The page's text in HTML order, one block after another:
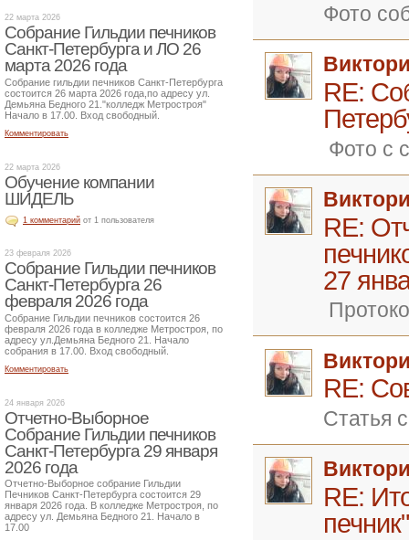
Фото
RE:
Фото с
RE:
27
RE:
Статья
RE:
печник"
22 марта 2026
Собрание Гильдии печников
Санкт-Петербурга и ЛО 26
марта 2026 года
Собрание гильдии печников Санкт-Петербурга
состоится 26 марта 2026 года,по адресу ул.
Демьяна Бедного 21."колледж Метростроя"
Начало в 17.00. Вход свободный.
Комментировать
22 марта 2026
Обучение компании
ШИДЕЛЬ
1 комментарий от 1 пользователя
23 февраля 2026
Собрание Гильдии печников
Санкт-Петербурга 26
февраля 2026 года
Собрание Гильдии печников состоится 26
февраля 2026 года в колледже Метростроя, по
адресу ул.Демьяна Бедного 21. Начало
собрания в 17.00. Вход свободный.
Комментировать
24 января 2026
Отчетно-Выборное
Собрание Гильдии печников
Санкт-Петербурга 29 января
2026 года
Отчетно-Выборное собрание Гильдии
Печников Санкт-Петербурга состоится 29
января 2026 года. В колледже Метростроя, по
адресу ул. Демьяна Бедного 21. Начало в
17.00